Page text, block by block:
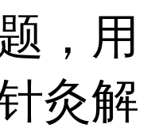
，用
灸解